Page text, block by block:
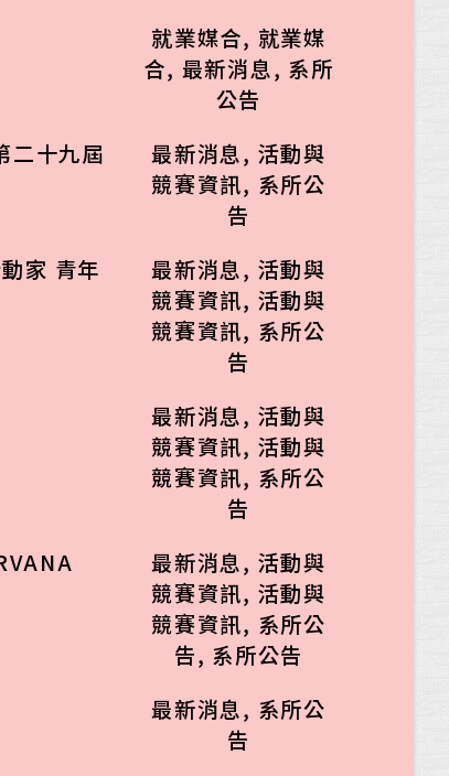
就業媒合, 就業媒
合, 最新消息, 系所
公告
二十九屆
最新消息, 活動與
競賽資訊, 系所公
告
家 青年
最新消息, 活動與
競賽資訊, 活動與
競賽資訊, 系所公
告
最新消息, 活動與
競賽資訊, 活動與
競賽資訊, 系所公
告
最新消息, 活動與
競賽資訊, 活動與
競賽資訊, 系所公
告, 系所公告
最新消息, 系所公
告